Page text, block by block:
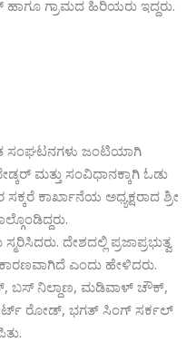
ಗ್ರಾಮದ ಹಿರಿಯರು ಇದ್ದರು.
ಸಂಘಟನಗಳು ಜಂಟಿಯಾಗಿ
ಮತ್ತು ಸಂವಿಧಾನಕ್ಕಾಗಿ ಓಡು
ಕಾರ್ಖಾನೆಯ ಅಧ್ಯಕ್ಷರಾದ ಶ್ರೀ
ದೇಶದಲ್ಲಿ ಪ್ರಜಾಪ್ರಭುತ್ವ
ಎಂದು ಹೇಳಿದರು.
ಬಸ್ ನಿಲ್ದಾಣ, ಮಡಿವಾಳ್ ಚೌಕ್,
ರೋಡ್, ಭಗತ್ ಸಿಂಗ್ ಸರ್ಕಲ್